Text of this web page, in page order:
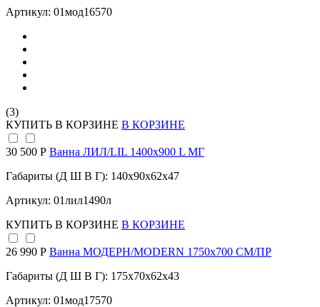
Артикул: 01мод16570
(3)
КУПИТЬ В КОРЗИНЕ В КОРЗИНЕ
30 500 Р Ванна ЛИЛ/LIL 1400х900 L МГ
Габариты (Д Ш В Г): 140x90x62x47
Артикул: 01лил1490л
КУПИТЬ В КОРЗИНЕ В КОРЗИНЕ
26 990 Р Ванна МОДЕРН/MODERN 1750х700 СМ/ПР
Габариты (Д Ш В Г): 175x70x62x43
Артикул: 01мод17570